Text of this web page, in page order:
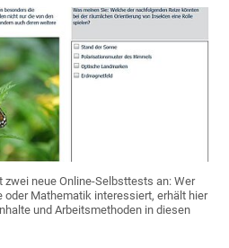
zwei neue Online-Selbsttests an: Wer
oder Mathematik interessiert, erhält hier
und Arbeitsmethoden in diesen